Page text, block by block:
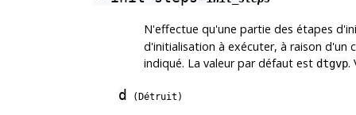
N'effectue qu'une partie des étapes
d'initialisation à exécuter, à raison d'un
indiqué. La valeur par défaut est dtgvp.
d (Détruit)